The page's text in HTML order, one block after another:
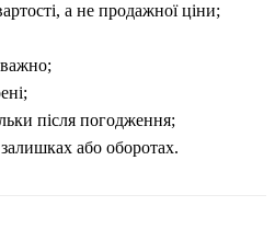
а не продажної ціни;
після погодження;
або оборотах.